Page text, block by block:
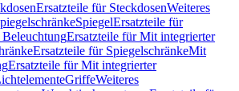
Ersatzteile für SteckdosenWeiteres
SpiegelErsatzteile für
Ersatzteile für Mit integrierter
Ersatzteile für SpiegelschränkeMit
Ersatzteile für Mit integrierter
GriffeWeiteres